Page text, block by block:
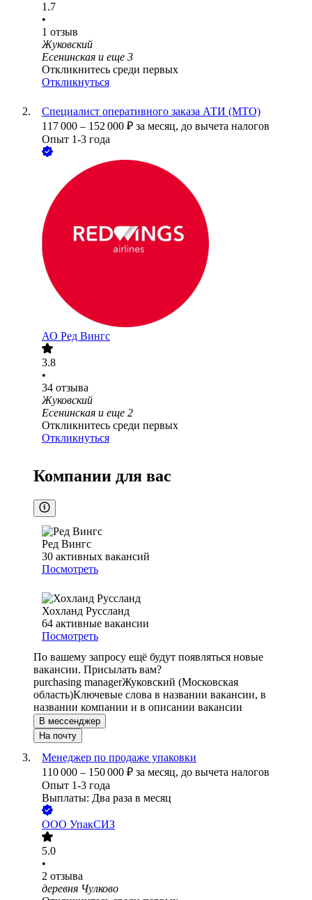
1.7
•
1 отзыв
Жуковский
Есенинская и еще 3
Откликнитесь среди первых
Откликнуться
Специалист оперативного заказа АТИ (МТО)
117 000 – 152 000 ₽ за месяц, до вычета налогов
Опыт 1-3 года
АО Ред Вингс
3.8
•
34 отзыва
Жуковский
Есенинская и еще 2
Откликнитесь среди первых
Откликнуться
Компании для вас
Ред Вингс
30 активных вакансий
Посмотреть
Хохланд Руссланд
64 активные вакансии
Посмотреть
По вашему запросу ещё будут появляться новые
вакансии. Присылать вам?
purchasing managerЖуковский (Московская
область)Ключевые слова в названии вакансии, в
названии компании и в описании вакансии
В мессенджер
На почту
Менеджер по продаже упаковки
110 000 – 150 000 ₽ за месяц, до вычета налогов
Опыт 1-3 года
Выплаты: Два раза в месяц
ООО УпакСИЗ
5.0
•
2 отзыва
деревня Чулково